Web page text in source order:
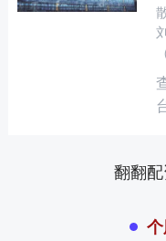
翻翻